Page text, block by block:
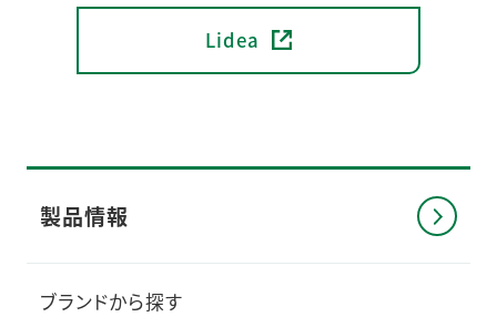
Lidea
製品情報
ブランドから探す